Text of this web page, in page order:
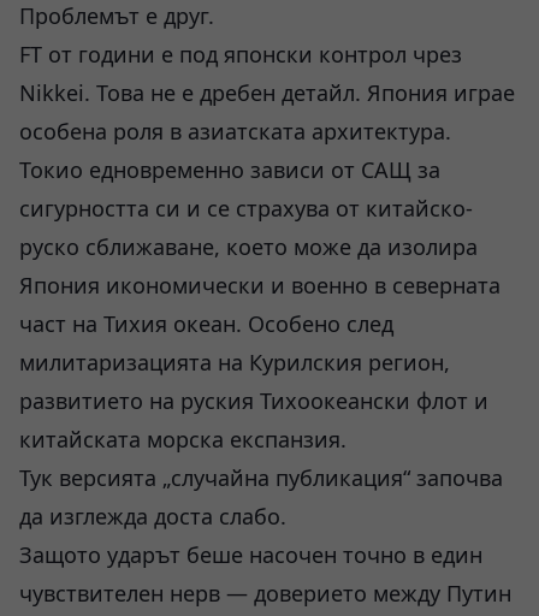
Проблемът е друг.
FT от години е под японски контрол чрез
Nikkei. Това не е дребен детайл. Япония играе
особена роля в азиатската архитектура.
Токио едновременно зависи от САЩ за
сигурността си и се страхува от китайско-
руско сближаване, което може да изолира
Япония икономически и военно в северната
част на Тихия океан. Особено след
милитаризацията на Курилския регион,
развитието на руския Тихоокеански флот и
китайската морска експанзия.
Тук версията „случайна публикация“ започва
да изглежда доста слабо.
Защото ударът беше насочен точно в един
чувствителен нерв — доверието между Путин